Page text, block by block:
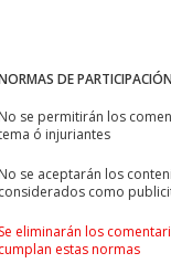
DE PARTICIPACIÓN
No se permitirán los
ó injuriantes
No se aceptarán los
considerados como
Se eliminarán los
cumplan estas normas